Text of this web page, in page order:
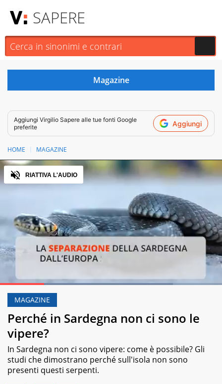
SAPERE
Aggiungi Virgilio Sapere alle tue fonti Google
preferite
Aggiungi
HOME MAGAZINE
PauseUnmute
Loaded:77.92%
Audio
RIATTIVA L'AUDIO
MAGAZINE
Perché in Sardegna non ci sono le
vipere?
In Sardegna non ci sono vipere: come è possibile? Gli
studi che dimostrano perché sull'isola non sono
presenti questi serpenti.